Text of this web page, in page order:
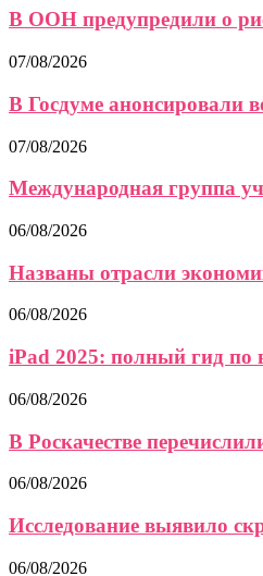
В ООН предупредили о
07/08/2026
В Госдуме анонсировали
07/08/2026
Международная группа
06/08/2026
Названы отрасли
06/08/2026
iPad 2025: полный гид по
06/08/2026
В Роскачестве
06/08/2026
Исследование выявило
06/08/2026